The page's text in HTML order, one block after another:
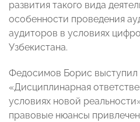
развития такого вида
особенности проведения
аудиторов в условиях
Узбекистана.
Федосимов Борис выступил
«Дисциплинарная
условиях новой
правовые нюансы